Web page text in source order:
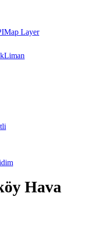
Map Layer
Liman
Hava